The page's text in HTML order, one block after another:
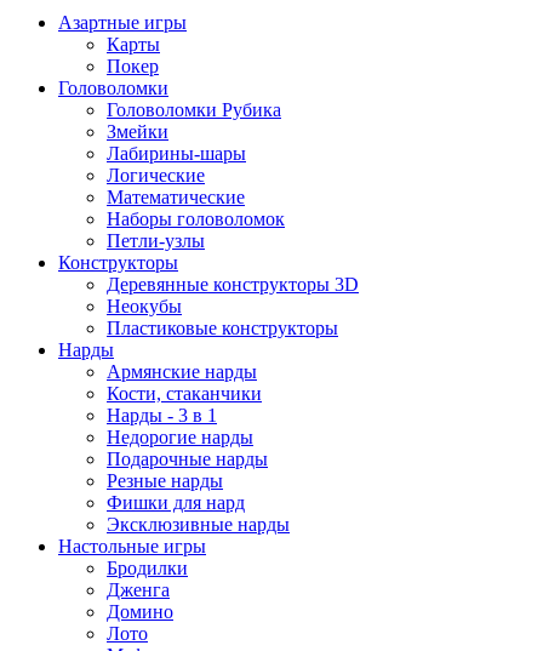
Азартные игры
Карты
Покер
Головоломки
Головоломки Рубика
Змейки
Лабирины-шары
Логические
Математические
Наборы головоломок
Петли-узлы
Конструкторы
Деревянные конструкторы 3D
Неокубы
Пластиковые конструкторы
Нарды
Армянские нарды
Кости, стаканчики
Нарды - 3 в 1
Недорогие нарды
Подарочные нарды
Резные нарды
Фишки для нард
Эксклюзивные нарды
Настольные игры
Бродилки
Дженга
Домино
Лото